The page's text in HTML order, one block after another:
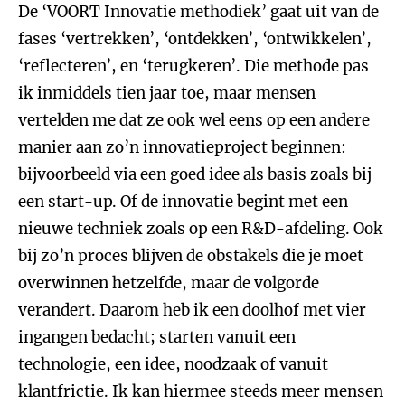
De ‘VOORT Innovatie methodiek’ gaat uit van de
fases ‘vertrekken’, ‘ontdekken’, ‘ontwikkelen’,
‘reflecteren’, en ‘terugkeren’. Die methode pas
ik inmiddels tien jaar toe, maar mensen
vertelden me dat ze ook wel eens op een andere
manier aan zo’n innovatieproject beginnen:
bijvoorbeeld via een goed idee als basis zoals bij
een start-up. Of de innovatie begint met een
nieuwe techniek zoals op een R&D-afdeling. Ook
bij zo’n proces blijven de obstakels die je moet
overwinnen hetzelfde, maar de volgorde
verandert. Daarom heb ik een doolhof met vier
ingangen bedacht; starten vanuit een
technologie, een idee, noodzaak of vanuit
klantfrictie. Ik kan hiermee steeds meer mensen